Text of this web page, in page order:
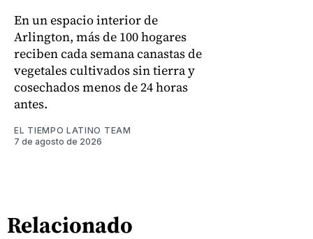
En un espacio interior de
Arlington, más de 100 hogares
reciben cada semana canastas de
vegetales cultivados sin tierra y
cosechados menos de 24 horas
antes.
EL TIEMPO LATINO TEAM
7 de agosto de 2026
Relacionado